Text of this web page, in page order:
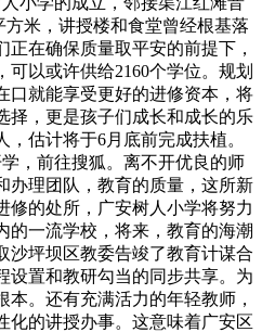
方米，讲授楼和食堂曾经根基落
正在确保质量取平安的前提下，
以或许供给2160个学位。规划
口就能享受更好的进修资本，将
择，更是孩子们成长和成长的乐
估计将于6月底前完成扶植。
，前往搜狐。离不开优良的师
办理团队，教育的质量，这所新
修的处所，广安树人小学将努力
的一流学校，将来，教育的海潮
沙坪坝区教委告竣了教育计谋合
设置和教研勾当的同步共享。为
。还有充满活力的年轻教师，
化的讲授办事。这意味着广安区